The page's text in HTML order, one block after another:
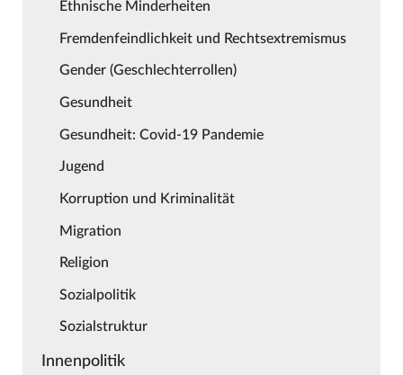
Ethnische Minderheiten
Fremdenfeindlichkeit und Rechtsextremismus
Gender (Geschlechterrollen)
Gesundheit
Gesundheit: Covid-19 Pandemie
Jugend
Korruption und Kriminalität
Migration
Religion
Sozialpolitik
Sozialstruktur
Innenpolitik